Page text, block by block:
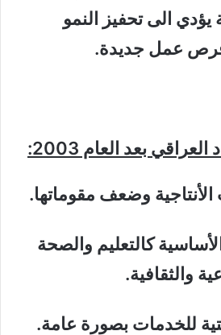
يؤدي الى تحفيز النمو
فرص عمل جديدة.
بعد العام 2003:
وضعف مقوماتها.
كالتعليم والصحة
والثقافية.
للخدمات بصورة عامة.